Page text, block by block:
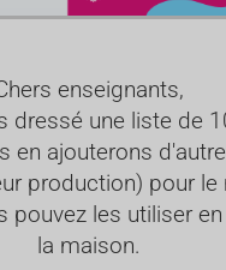
enseignants,
dressé une liste de
en ajouterons
production) pour le
pouvez les utiliser
la maison.